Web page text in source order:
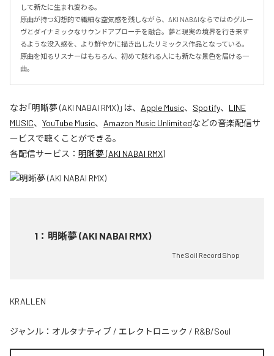
して新たに生まれ変わる。
原曲が持つ幻想的で繊細な空気感を残しながら、AKI NABAIならではのグルー
ヴとダイナミックなサウンドアプローチを融合。夢と現実の境界を行き来す
るような没入感を、より鮮やかに描き出したリミックス作品となっている。
原曲を知るリスナーはもちろん、初めて触れる人にも新たな景色を届ける一
曲。
なお「明晰夢 (AKI NABAI RMX)」は、 Apple Music、 Spotify、 LINE
MUSIC、 YouTube Music、 Amazon Music Unlimitedなどの音楽配信サ
ービスで聴くことができる。
各配信サービス： 明晰夢 (AKI NABAI RMX)
1 ： 明晰夢 (AKI NABAI RMX)
The Soil Record Shop
KRALLEN
ジャンル： オルタナティブ / エレクトロニック / R&B/Soul